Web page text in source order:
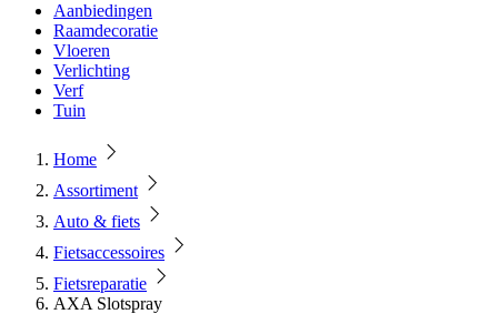
Aanbiedingen
Raamdecoratie
Vloeren
Verlichting
Verf
Tuin
Home
Assortiment
Auto & fiets
Fietsaccessoires
Fietsreparatie
AXA Slotspray